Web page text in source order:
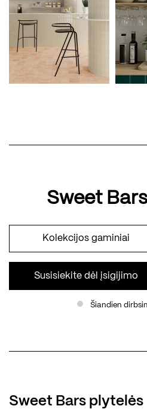
Sweet
Kolekcijos gaminiai
Susisiekite dėl įsigijimo
Šiandien
Sweet Bars plytelės